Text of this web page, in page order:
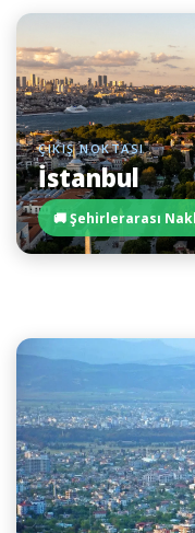
ÇIKIŞ NOKTASI
İstanbul
🚚 Şehirlerarası